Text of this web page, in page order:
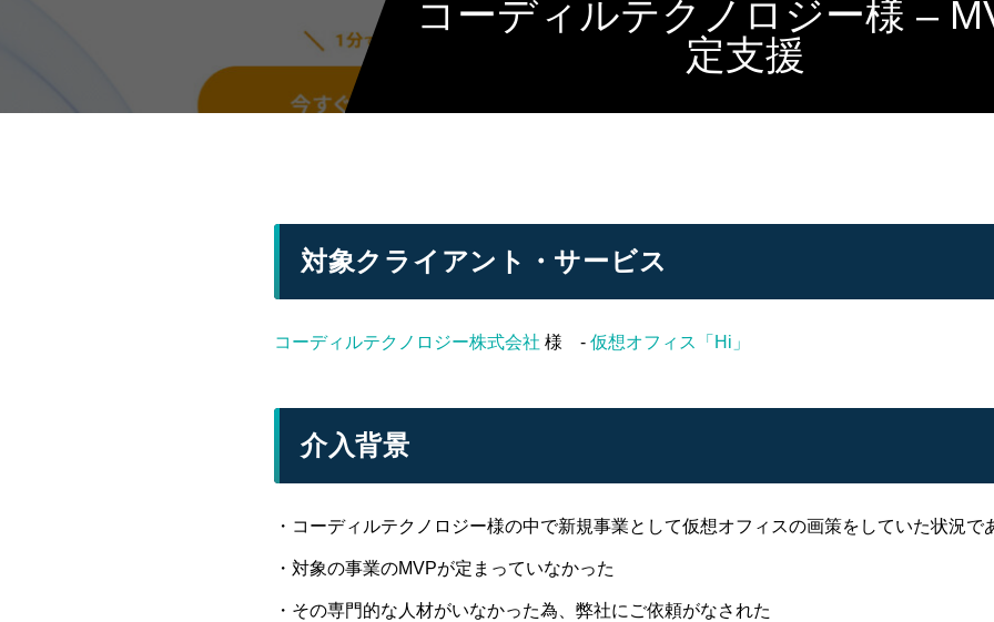
コーディルテクノロジー様 –
定支援
対象クライアント・サービス
コーディルテクノロジー株式会社 様 - 仮想オフィス「Hi」
介入背景
・コーディルテクノロジー様の中で新規事業として仮想オフィスの画策をしていた状況で
・対象の事業のMVPが定まっていなかった
・その専門的な人材がいなかった為、弊社にご依頼がなされた